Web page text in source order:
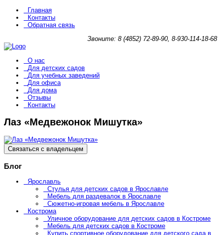
Главная
Контакты
Обратная связь
Звоните: 8 (4852) 72-89-90, 8-930-114-18-68
О нас
Для детских садов
Для учебных заведений
Для офиса
Для дома
Отзывы
Контакты
Лаз «Медвежонок Мишутка»
Связаться с владельцем
Блог
Ярославль
Стулья для детских садов в Ярославле
Мебель для раздевалок в Ярославле
Сюжетно-игровая мебель в Ярославле
Кострома
Уличное оборудование для детских садов в Костроме
Мебель для детских садов в Костроме
Купить спортивное оборудование для детского сада в